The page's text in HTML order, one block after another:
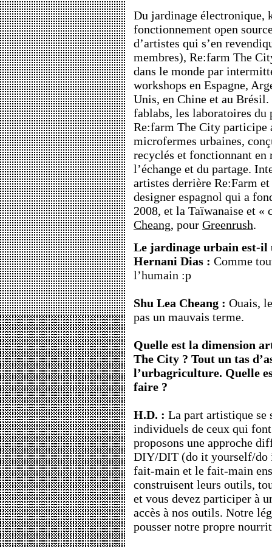
Du jardinage électronique,
fonctionnement open
d’artistes qui s’en
membres), Re:farm The
dans le monde par
workshops en Espagne,
Unis, en Chine et au
fablabs, les laboratoires du
Re:farm The City participe
microfermes urbaines,
recyclés et fonctionnant en
l’échange et du partage.
artistes derrière Re:Farm
designer espagnol qui a
2008, et la Taïwanaise et «
Cheang, pour Greenrush.
Le jardinage urbain est-il
Hernani Dias : Comme
l’humain :p
Shu Lea Cheang : Ouais,
pas un mauvais terme.
Quelle est la dimension
The City ? Tout un tas
l’urbagriculture. Quelle
faire ?
H.D. : La part artistique se
individuels de ceux qui
proposons une approche
DIY/DIT (do it yourself/do
fait-main et le fait-main
construisent leurs outils,
et vous devez participer à
accès à nos outils. Notre
pousser notre propre